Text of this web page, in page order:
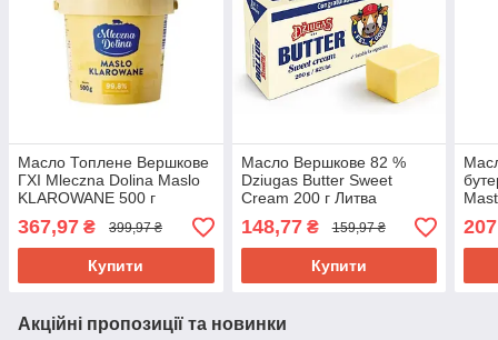
Масло Топлене Вершкове
ГХІ Mleczna Dolina Maslo
KLAROWANE 500 г
Польща
367,97 ₴ 399,97 ₴
Купити
Масло Вершкове 82 %
Dziugas Butter Sweet
Cream 200 г Литва
148,77₴ 159,97 ₴
Купити
Акційні пропозиції та новинки